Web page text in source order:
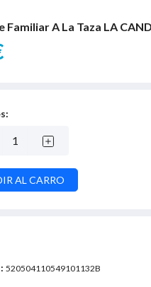
Familiar A La Taza LA
520504110549101132B